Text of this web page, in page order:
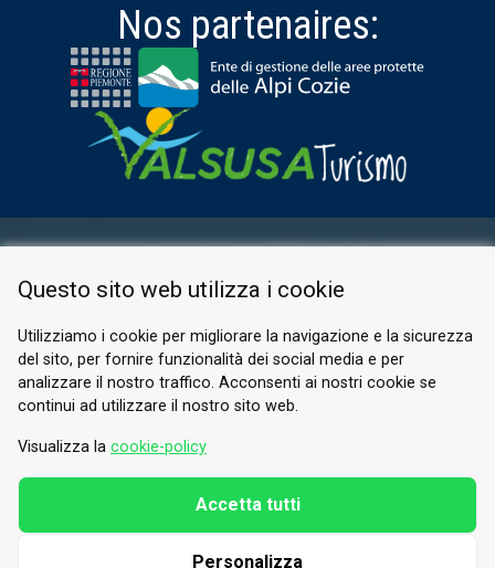
Nos partenaires:
PRIVACY POLICY
© 2026 Valle di Susa
Tesori di Arte e Cultura Alpina
Tel.
E-mail.info@vallesusa-tesori.it
Questo sito web utilizza i cookie
Utilizziamo i cookie per migliorare la navigazione e la sicurezza
del sito, per fornire funzionalità dei social media e per
analizzare il nostro traffico. Acconsenti ai nostri cookie se
continui ad utilizzare il nostro sito web.
Visualizza la cookie-policy
Personalizza
Accetta tutti